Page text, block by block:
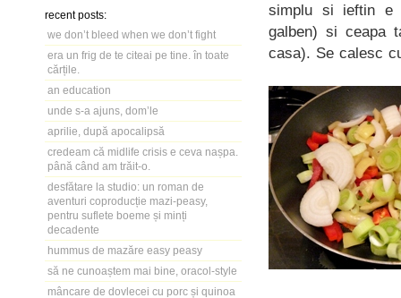
recent posts:
we don’t bleed when we don’t fight
era un frig de te citeai pe tine. în toate
cărțile.
an education
unde s-a ajuns, dom’le
aprilie, după apocalipsă
credeam că midlife crisis e ceva nașpa.
până când am trăit-o.
desfătare la studio: un roman de
aventuri coproducție mazi-peasy,
pentru suflete boeme și minți
decadente
hummus de mazăre easy peasy
să ne cunoaștem mai bine, oracol-style
mâncare de dovlecei cu porc și quinoa
simplu si ieftin e
galben) si ceapa
casa). Se calesc